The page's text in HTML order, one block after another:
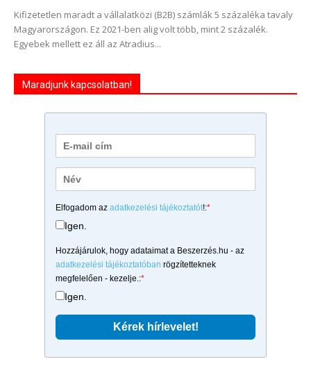
Kifizetetlen maradt a vállalatközi (B2B) számlák 5 százaléka tavaly
Magyarországon. Ez 2021-ben alig volt több, mint 2 százalék.
Egyebek mellett ez áll az Atradius...
Maradjunk kapcsolatban!
Elfogadom az adatkezelési tájékoztatót!:*
Igen.
Hozzájárulok, hogy adataimat a Beszerzés.hu - az
adatkezelési tájékoztatóban rögzítetteknek
megfelelően - kezelje.:*
Igen.